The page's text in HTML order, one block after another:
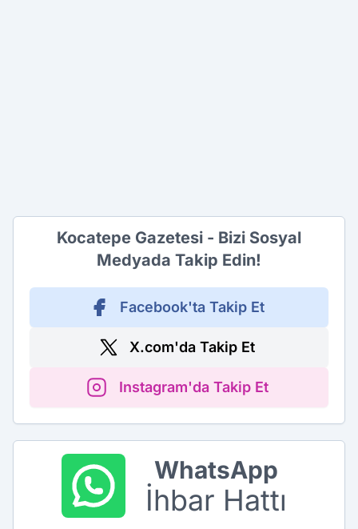
Kocatepe Gazetesi - Bizi Sosyal
Medyada Takip Edin!
Facebook'ta Takip Et
X.com'da Takip Et
Instagram'da Takip Et
WhatsApp
İhbar Hattı